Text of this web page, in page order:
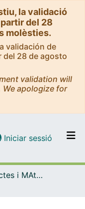
la validació
del 28
molèsties.
validación de
del 28 de agosto
validation will
apologize for
tot el DD
Iniciar sessió (current)
OMADO (Objectes i MAterials DOcents)